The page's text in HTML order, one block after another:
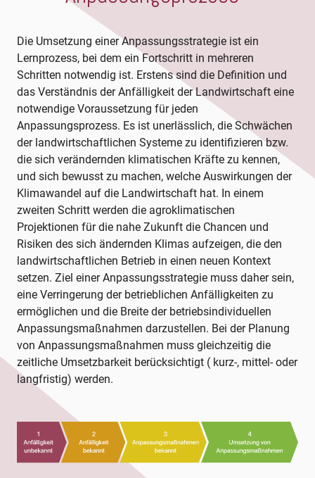
Die Umsetzung einer Anpassungsstrategie ist ein
Lernprozess, bei dem ein Fortschritt in mehreren
Schritten notwendig ist. Erstens sind die Definition und
das Verständnis der Anfälligkeit der Landwirtschaft eine
notwendige Voraussetzung für jeden
Anpassungsprozess. Es ist unerlässlich, die Schwächen
der landwirtschaftlichen Systeme zu identifizieren bzw.
die sich verändernden klimatischen Kräfte zu kennen,
und sich bewusst zu machen, welche Auswirkungen der
Klimawandel auf die Landwirtschaft hat. In einem
zweiten Schritt werden die agroklimatischen
Projektionen für die nahe Zukunft die Chancen und
Risiken des sich ändernden Klimas aufzeigen, die den
landwirtschaftlichen Betrieb in einen neuen Kontext
setzen. Ziel einer Anpassungsstrategie muss daher sein,
eine Verringerung der betrieblichen Anfälligkeiten zu
ermöglichen und die Breite der betriebsindividuellen
Anpassungsmaßnahmen darzustellen. Bei der Planung
von Anpassungsmaßnahmen muss gleichzeitig die
zeitliche Umsetzbarkeit berücksichtigt ( kurz-, mittel- oder
langfristig) werden.